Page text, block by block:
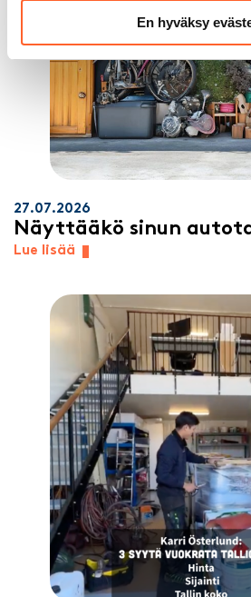
En hyväksy
27.07.2026
Näyttääkö sinun
Lue lisää